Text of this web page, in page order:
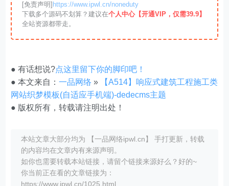
[免责声明] https://www.ipwl.cn/noneduty
下载多个源码不划算？建议在个人中心【开通VIP，仅需39.9】
全站资源都带走。
● 有话想说?点这里留下你的脚印吧！
● 本文来自：一品网络 »
【A514】响应式建筑工程施工类
网站织梦模板(自适应手机端)-dedecms主题
● 版权所有，转载请注明出处！
本站文章大部分均为 【一品网络ipwl.cn】 手打更新，转载
的内容均在文章内有来源声明。
如你也需要转载本站链接，请留个链接来源好么？好的~
你当前正在看的文章链接为：
https://www.ipwl.cn/1025.html